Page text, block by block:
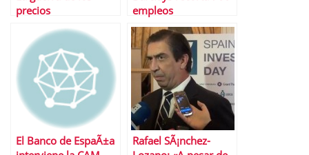
precios
empleos
El Banco de EspaÃ±a
Rafael SÃ¡nchez-